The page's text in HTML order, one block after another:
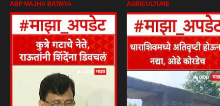
ABP MAJHA BATMYA AGRICULTURE